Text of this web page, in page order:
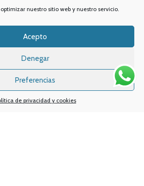
nuestro sitio web y nuestro servicio.
Acepto
Denegar
Preferencias
de privacidad y cookies
DIRECCIÓN
VAPIN, Espacio de Vapeo
C/Alameda de San Antón,
30205, Cartagena,